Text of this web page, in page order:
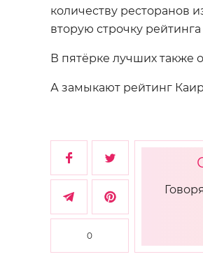
количеству ресторанов
вторую строчку
В пятёрке лучших также
А замыкают рейтинг
0